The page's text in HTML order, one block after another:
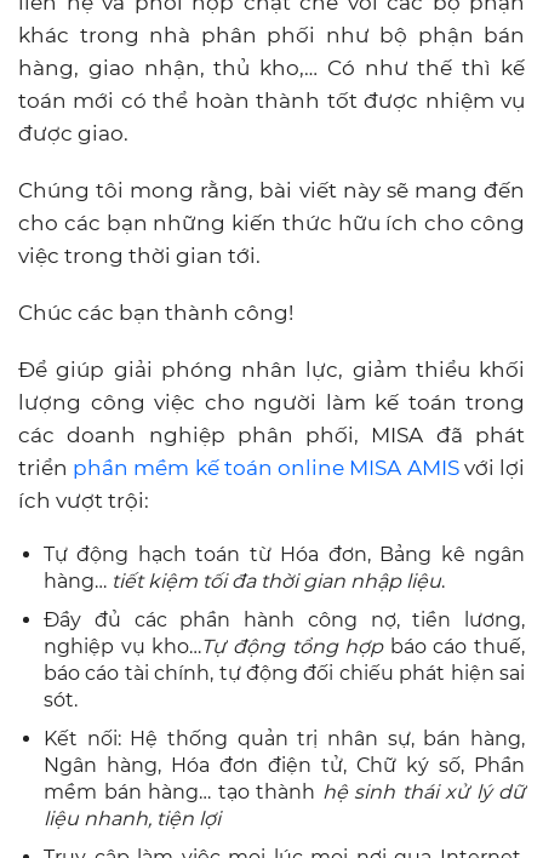
khác trong nhà phân phối như bộ phận bán
hàng, giao nhận, thủ kho,… Có như thế thì kế
toán mới có thể hoàn thành tốt được nhiệm vụ
được giao.
Chúng tôi mong rằng, bài viết này sẽ mang đến
cho các bạn những kiến thức hữu ích cho công
việc trong thời gian tới.
Chúc các bạn thành công!
Để giúp giải phóng nhân lực, giảm thiểu khối
lượng công việc cho người làm kế toán trong
các doanh nghiệp phân phối, MISA đã phát
triển phần mềm kế toán online MISA AMISvới lợi
ích vượt trội:
Tự động hạch toán từ Hóa đơn, Bảng kê ngân
hàng… tiết kiệm tối đa thời gian nhập liệu.
Đầy đủ các phần hành công nợ, tiền lương,
nghiệp vụ kho…Tự động tổng hợpbáo cáo thuế,
báo cáo tài chính, tự động đối chiếu phát hiện sai
sót.
Kết nối: Hệ thống quản trị nhân sự, bán hàng,
Ngân hàng, Hóa đơn điện tử, Chữ ký số, Phần
mềm bán hàng… tạo thành hệ sinh thái xử lý dữ
liệu nhanh, tiện lợi